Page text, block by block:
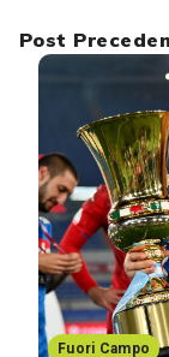
Post
Fuori Campo